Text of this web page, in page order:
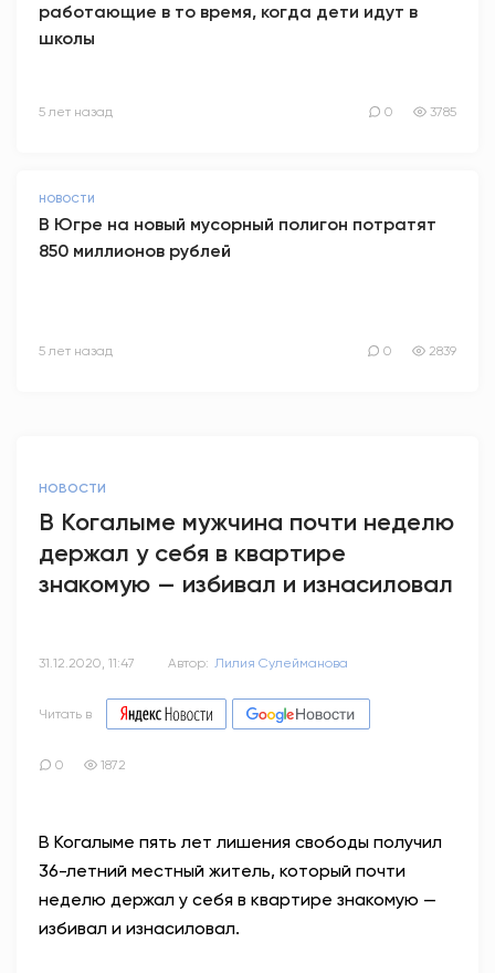
работающие в то время, когда дети идут в
школы
5 лет назад 0 3785
НОВОСТИ
В Югре на новый мусорный полигон потратят
850 миллионов рублей
5 лет назад 0 2839
НОВОСТИ
В Когалыме мужчина почти неделю
держал у себя в квартире
знакомую — избивал и изнасиловал
31.12.2020, 11:47 Автор: Лилия Сулейманова
Читать в
0 1872
В Когалыме пять лет лишения свободы получил
36-летний местный житель, который почти
неделю держал у себя в квартире знакомую —
избивал и изнасиловал.